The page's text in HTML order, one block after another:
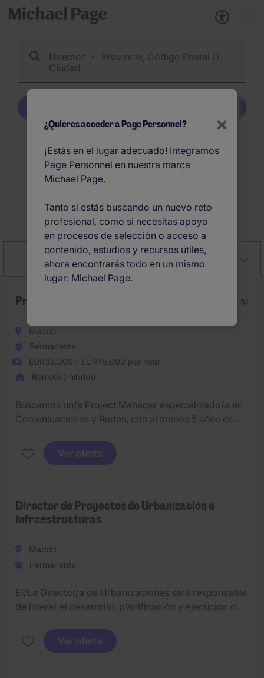
Director
Provincia, Código Postal O
Ciudad
784 Director ofertas de
empleo en España
Crear alerta
Relevancia
CloseFilter
Project Manager (Redes & Telecomunicaciones)
Madrid
Permanente
EUR35.000 - EUR45.000 per hour
Remoto / híbrido
Buscamos un/a Project Manager especializado/a en
Comunicaciones y Redes, con al menos 5 años de
responsable de la gestión integral del ciclo de vida
del proyecto, asegurando calidad, plazos y
Ver oferta
Director de Proyectos de Urbanización e
Infraestructuras
Madrid
Permanente
El/La Director/a de Urbanizaciones será responsable
de liderar el desarrollo, planificación y ejecución de
garantizando el cumplimiento de plazos, costes,
calidad y normativa. Actuará como figura clave de
Ver oferta
×
¿Quieres acceder a Page Personnel?
¡Estás en el lugar adecuado! Integramos
Page Personnel en nuestra marca
Michael Page.
Tanto si estás buscando un nuevo reto
profesional, como si necesitas apoyo
en procesos de selección o acceso a
contenido, estudios y recursos útiles,
ahora encontrarás todo en un mismo
lugar: Michael Page.